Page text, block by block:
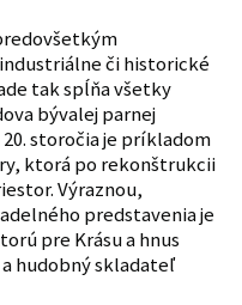
či historické
tak spĺňa všetky
bývalej parnej
storočia je príkladom
ktorá po rekonštrukcii
Výraznou,
predstavenia je
pre Krásu a hnus
hudobný skladateľ